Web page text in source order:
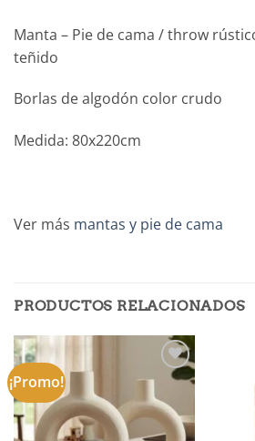
Manta – Pie de cama / throw
teñido
Borlas de algodón color crudo
Medida: 80x220cm
Ver más mantas y pie de cama
PRODUCTOS RELACIONADOS
¡Promo!
Añadir
lista de
deseos